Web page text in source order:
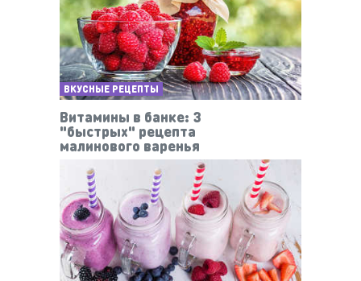
ВКУСНЫЕ РЕЦЕПТЫ
Витамины в банке: 3
"быстрых" рецепта
малинового варенья